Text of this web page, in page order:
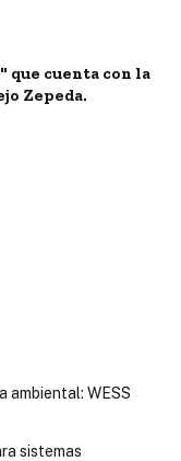
que cuenta con la
Zepeda.
ambiental: WESS
sistemas